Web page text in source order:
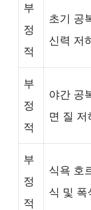
부
정
적
초기 공
신력 저
부
정
적
야간 공
면 질 저
부
정
적
식욕 호
식 및 폭